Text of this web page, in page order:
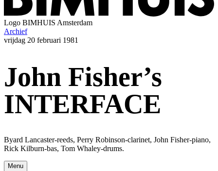
Logo BIMHUIS Amsterdam
Archief
vrijdag 20 februari 1981
John Fisher’s
INTERFACE
Byard Lancaster-reeds, Perry Robinson-clarinet, John Fisher-piano,
Rick Kilburn-bas, Tom Whaley-drums.
Menu